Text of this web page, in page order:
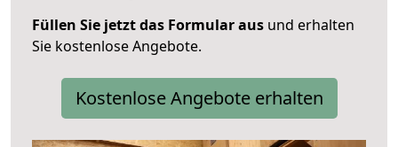
Füllen Sie jetzt das Formular aus und erhalten
Sie kostenlose Angebote.
Kostenlose Angebote erhalten